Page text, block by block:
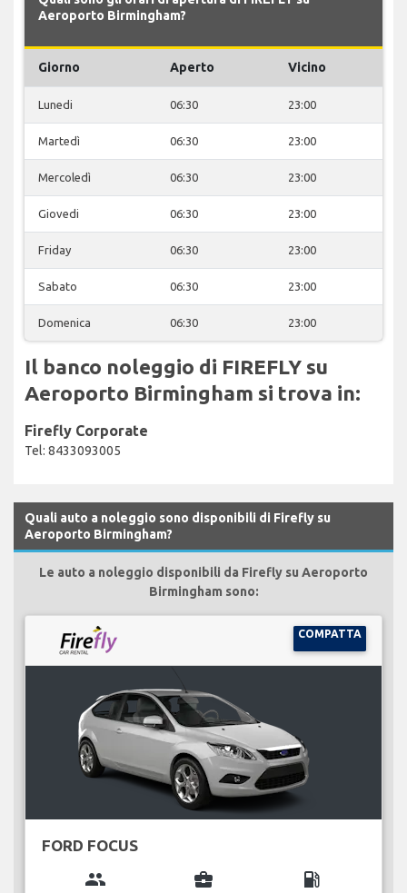
Aeroporto Birmingham?
Giorno Aperto Vicino
Lunedi 06:30 23:00
Martedì 06:30 23:00
Mercoledì 06:30 23:00
Giovedi 06:30 23:00
Friday 06:30 23:00
Sabato 06:30 23:00
Domenica 06:30 23:00
Il banco noleggio di FIREFLY su
Aeroporto Birmingham si trova in:
Firefly Corporate
Tel: 8433093005
Quali auto a noleggio sono disponibili di Firefly su
Aeroporto Birmingham?
Le auto a noleggio disponibili da Firefly su Aeroporto
Birmingham sono:
COMPATTA
FORD FOCUS
group business_center local_gas_station